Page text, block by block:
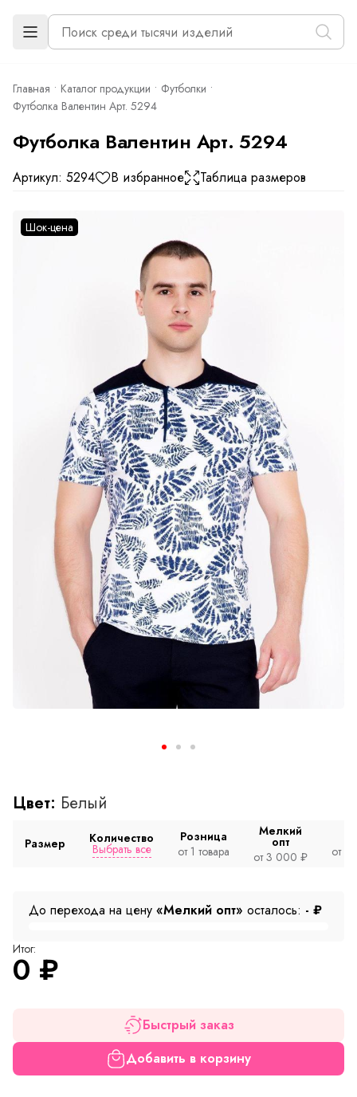
Главная Каталог продукции
Футболки
Футболка Валентин Арт. 5294
Футболка Валентин Арт. 5294
Артикул: 5294 В избранное Таблица размеров
Шок-цена
Цвет: Белый
Размер Количество
Выбрать все
Розница
от 1 товара
Мелкий
опт
от 3 000 ₽
от
До перехода на цену «Мелкий опт» осталось: - ₽
Итог:
0 ₽
Быстрый заказ
Добавить в корзину